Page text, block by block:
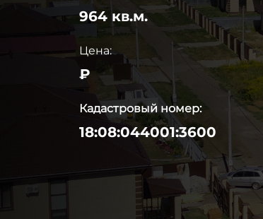
964 кв.м.
Цена:
₽
Кадастровый номер:
18:08:044001:3600